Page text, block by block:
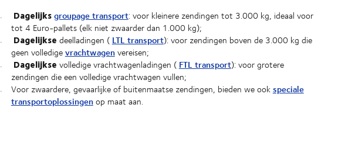
Dagelijksgroupage transport: voor kleinere zendingen tot 3.000 kg, ideaal voor
tot 4 Euro-pallets (elk niet zwaarder dan 1.000 kg);
Dagelijkse deelladingen ( LTL transport): voor zendingen boven de 3.000 kg die
geen volledigevrachtwagenvereisen;
Dagelijkse volledige vrachtwagenladingen ( FTL transport): voor grotere
zendingen die een volledige vrachtwagen vullen;
Voor zwaardere, gevaarlijke of buitenmaatse zendingen, bieden we ookspeciale
transportoplossingenop maat aan.